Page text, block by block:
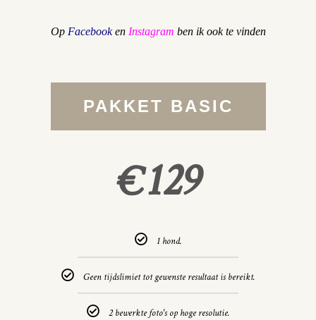
Op Facebooken Instagram ben ik ook te vinden
PAKKET BASIC
€129
1 hond.
Geen tijdslimiet tot gewenste resultaat is bereikt.
2 bewerkte foto's op hoge resolutie.